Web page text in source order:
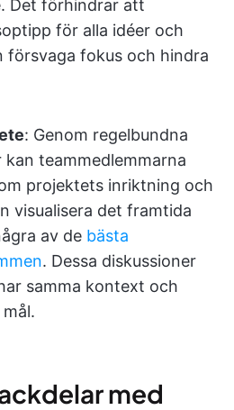
Det förhindrar att
för alla idéer och
försvaga fokus och hindra
: Genom regelbundna
teammedlemmarna
projektets inriktning och
visualisera det framtida
av de bästa
. Dessa diskussioner
samma kontext och
med